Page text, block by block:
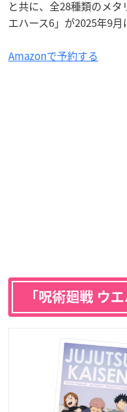
と共に、全28種類のメ
エハース6」が2025年9月
Amazonで予約する
「呪術廻戦 ウ